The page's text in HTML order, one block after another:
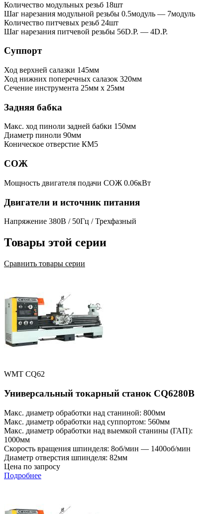
Количество модульных резьб 18шт
Шаг нарезания модульной резьбы 0.5модуль — 7модуль
Количество питчевых резьб 24шт
Шаг нарезания питчевой резьбы 56D.P. — 4D.P.
Суппорт
Ход верхней салазки 145мм
Ход нижних поперечных салазок 320мм
Сечение инструмента 25мм x 25мм
Задняя бабка
Макс. ход пиноли задней бабки 150мм
Диаметр пиноли 90мм
Коническое отверстие КМ5
СОЖ
Мощность двигателя подачи СОЖ 0.06кВт
Двигатели и источник питания
Напряжение 380В / 50Гц / Трехфазный
Товары этой серии
Сравнить товары серии
WMT CQ62
Универсальный токарный станок CQ6280B
Макс. диаметр обработки над станиной: 800мм
Макс. диаметр обработки над суппортом: 560мм
Макс. диаметр обработки над выемкой станины (ГАП):
1000мм
Скорость вращения шпинделя: 8об/мин — 1400об/мин
Диаметр отверстия шпинделя: 82мм
Цена по запросу
Подробнее